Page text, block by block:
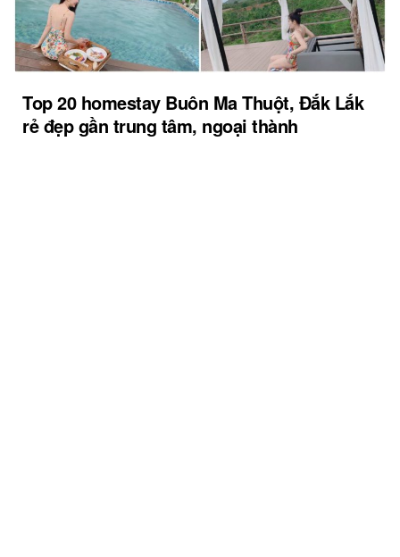
Top 20 homestay Buôn Ma Thuột, Đắk Lắk
rẻ đẹp gần trung tâm, ngoại thành